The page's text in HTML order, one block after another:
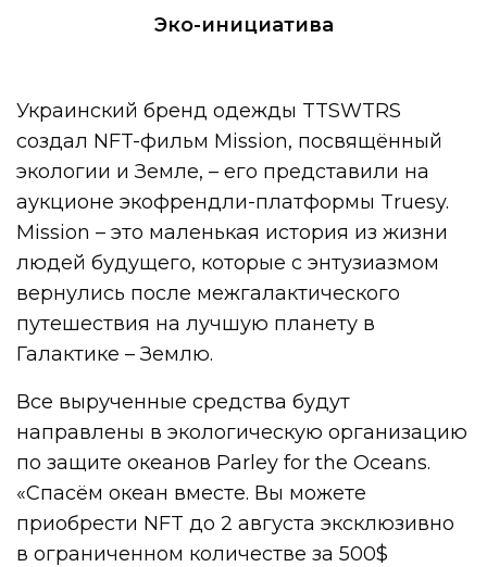
Эко-инициатива
Украинский бренд одежды TTSWTRS
создал NFT-фильм Mission, посвящённый
экологии и Земле, – его представили на
аукционе экофрендли-платформы Truesy.
Mission – это маленькая история из жизни
людей будущего, которые с энтузиазмом
вернулись после межгалактического
путешествия на лучшую планету в
Галактике – Землю.
Все вырученные средства будут
направлены в экологическую организацию
по защите океанов Parley for the Oceans.
«Спасём океан вместе. Вы можете
приобрести NFT до 2 августа эксклюзивно
в ограниченном количестве за 500$